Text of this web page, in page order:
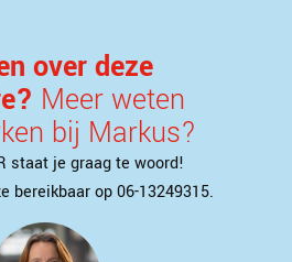
over deze
Meer weten
bij Markus?
staat je graag te woord!
bereikbaar op 06-13249315.